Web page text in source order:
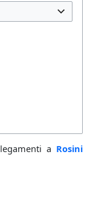
a Rosini